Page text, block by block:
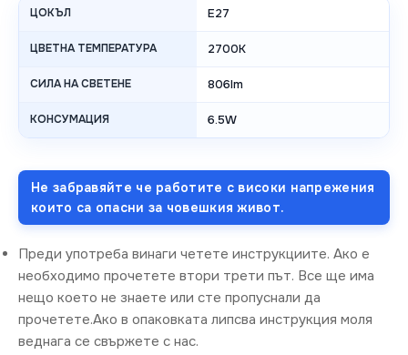
ЦОКЪЛ E27
ЦВЕТНА ТЕМПЕРАТУРА 2700K
СИЛА НА СВЕТЕНЕ 806lm
КОНСУМАЦИЯ 6.5W
Не забравяйте че работите с високи напрежения
които са опасни за човешкия живот.
Преди употреба винаги четете инструкциите. Ако е
необходимо прочетете втори трети път. Все ще има
нещо което не знаете или сте пропуснали да
прочетете.Ако в опаковката липсва инструкция моля
веднага се свържете с нас.